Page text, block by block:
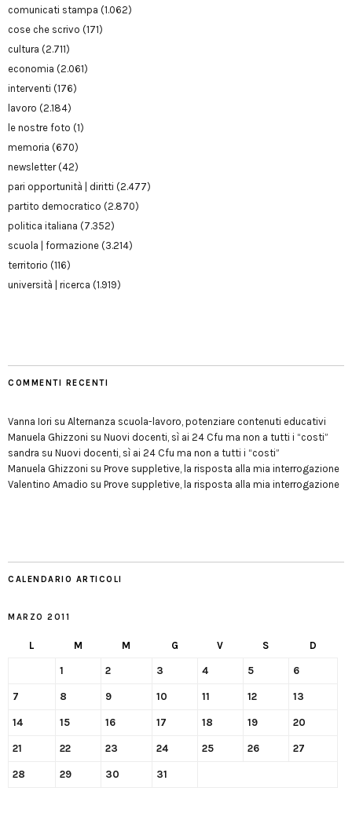
comunicati stampa (1.062)
cose che scrivo (171)
cultura (2.711)
economia (2.061)
interventi (176)
lavoro (2.184)
le nostre foto (1)
memoria (670)
newsletter(42)
pari opportunità | diritti (2.477)
partito democratico (2.870)
politica italiana (7.352)
scuola | formazione (3.214)
territorio (116)
università | ricerca (1.919)
COMMENTI RECENTI
Vanna Iori su Alternanza scuola-lavoro, potenziare contenuti educativi
Manuela Ghizzoni su Nuovi docenti, sì ai 24 Cfu ma non a tutti i “costi”
sandra su Nuovi docenti, sì ai 24 Cfu ma non a tutti i “costi”
Manuela Ghizzoni su Prove suppletive, la risposta alla mia interrogazione
Valentino Amadio su Prove suppletive, la risposta alla mia interrogazione
CALENDARIO ARTICOLI
MARZO 2011
L M M G V S D
1 2 3 4 5 6
7 8 9 10 11 12 13
14 15 16 17 18 19 20
21 22 23 24 25 26 27
28 29 30 31